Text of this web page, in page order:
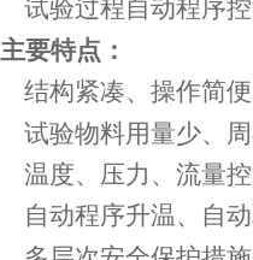
试验过程自动程序
主要特点：
结构紧凑、操作简
试验物料用量少、
温度、压力、流量
自动程序升温、自